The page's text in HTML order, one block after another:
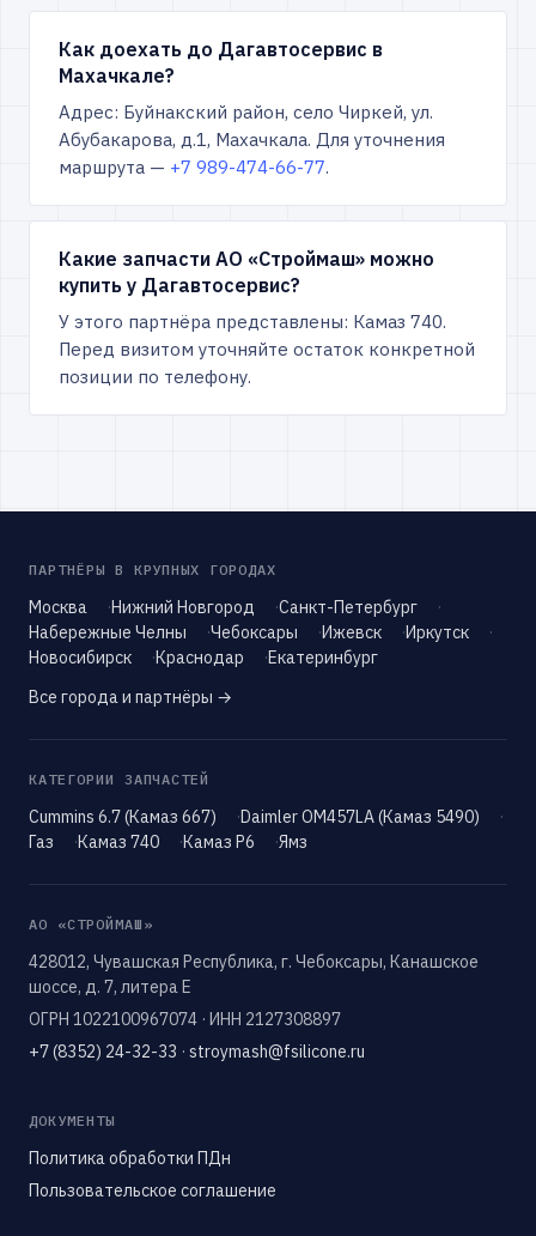
Как доехать до Дагавтосервис в
Махачкале?
Адрес: Буйнакский район, село Чиркей, ул.
Абубакарова, д.1, Махачкала. Для уточнения
маршрута — +7 989-474-66-77.
Какие запчасти АО «Строймаш» можно
купить у Дагавтосервис?
У этого партнёра представлены: Камаз 740.
Перед визитом уточняйте остаток конкретной
позиции по телефону.
ПАРТНЁРЫ В КРУПНЫХ ГОРОДАХ
Москва Нижний Новгород
Санкт-Петербург
Набережные Челны
Чебоксары Ижевск
Иркутск
Новосибирск
Краснодар
Екатеринбург
Все города и партнёры →
КАТЕГОРИИ ЗАПЧАСТЕЙ
Cummins 6.7 (Камаз 667)
Daimler OM457LA (Камаз 5490)
Газ
Камаз 740 Камаз Р6 Ямз
АО «СТРОЙМАШ»
428012, Чувашская Республика, г. Чебоксары, Канашское
шоссе, д. 7, литера Е
ОГРН 1022100967074 · ИНН 2127308897
+7 (8352) 24-32-33 · stroymash@fsilicone.ru
ДОКУМЕНТЫ
Политика обработки ПДн
Пользовательское соглашение